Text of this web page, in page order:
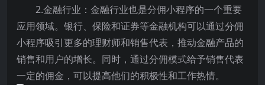
2.金融行业：金融行业也是分佣小程序的一个重要
应用领域。银行、保险和证券等金融机构可以通过分佣
小程序吸引更多的理财师和销售代表，推动金融产品的
销售和用户的增长。同时，通过分佣模式给予销售代表
一定的佣金，可以提高他们的积极性和工作热情。